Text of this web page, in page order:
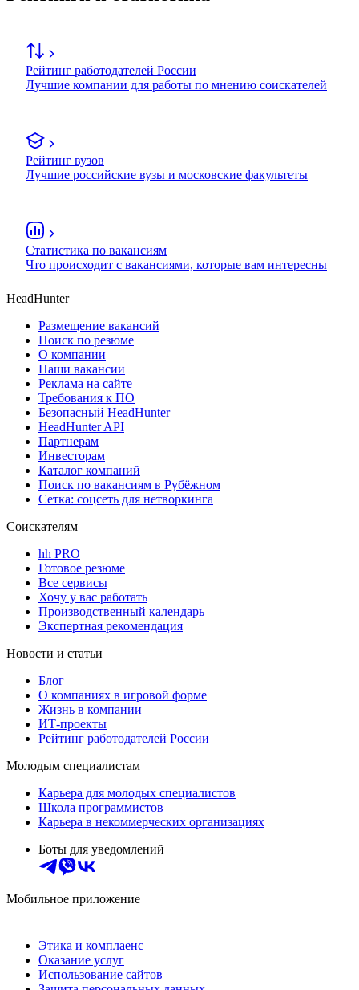
Рейтинг работодателей России
Лучшие компании для работы по мнению соискателей
Рейтинг вузов
Лучшие российские вузы и московские факультеты
Статистика по вакансиям
Что происходит с вакансиями, которые вам интересны
HeadHunter
Размещение вакансий
Поиск по резюме
О компании
Наши вакансии
Реклама на сайте
Требования к ПО
Безопасный HeadHunter
HeadHunter API
Партнерам
Инвесторам
Каталог компаний
Поиск по вакансиям в Рубёжном
Сетка: соцсеть для нетворкинга
Соискателям
hh PRO
Готовое резюме
Все сервисы
Хочу у вас работать
Производственный календарь
Экспертная рекомендация
Новости и статьи
Блог
О компаниях в игровой форме
Жизнь в компании
ИТ-проекты
Рейтинг работодателей России
Молодым специалистам
Карьера для молодых специалистов
Школа программистов
Карьера в некоммерческих организациях
Боты для уведомлений
Мобильное приложение
Этика и комплаенс
Оказание услуг
Использование сайтов